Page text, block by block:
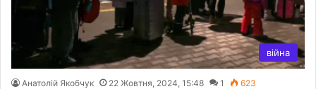
війна
Анатолій Якобчук 22 Жовтня, 2024, 15:48 1 623